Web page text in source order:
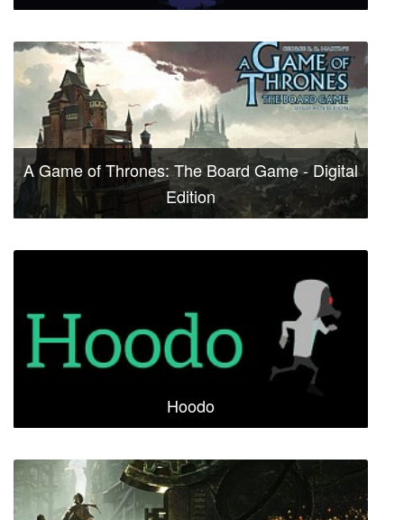
A Game of Thrones: The Board Game - Digital
Edition
Hoodo